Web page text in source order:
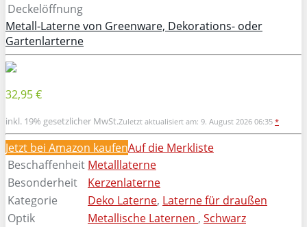
Deckelöffnung
Metall-Laterne von Greenware, Dekorations- oder
Gartenlarterne
32,95 €
inkl. 19% gesetzlicher MwSt.Zuletzt aktualisiert am: 9. August 2026 06:35 *
Jetzt bei Amazon kaufenAuf die Merkliste
Beschaffenheit Metalllaterne
Besonderheit
Kerzenlaterne
Kategorie
Deko Laterne, Laterne für draußen
Optik
Metallische Laternen , Schwarz